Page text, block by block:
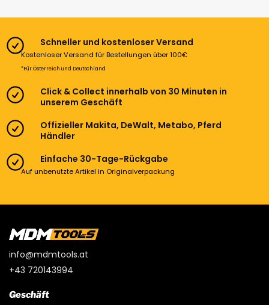
Schneller und kostenloser Versand
Kostenloser Versand für Bestellungen über 100€
*Für Österreich und Deutschland
Click & Collect innerhalb von 30 Minuten in
unserem Geschäft
Offizieller Makita, DeWalt, Metabo, Pferd
Händler
Einfache 30-Tage-Rückgabe
Auf unbenutzte Artikel in Originalverpackung
info@mdmtools.at
+43 720143994
Geschäft